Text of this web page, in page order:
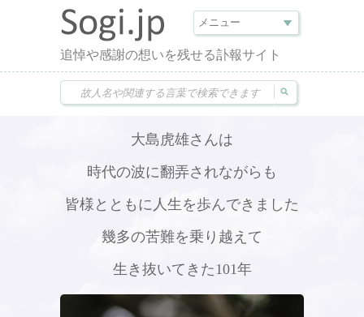
追悼や感謝の想いを残せる訃報サイト
大島虎雄さんは
時代の波に翻弄されながらも
皆様とともに人生を歩んできました
幾多の苦難を乗り越えて
生き抜いてきた101年